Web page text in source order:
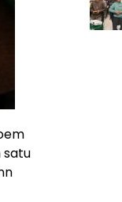
satu